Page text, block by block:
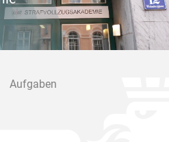
Aufgaben